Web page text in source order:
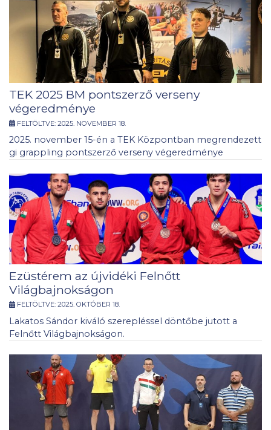
TEK 2025 BM pontszerző verseny
végeredménye
FELTÖLTVE: 2025. NOVEMBER 18.
2025. november 15-én a TEK Központban megrendezett
gi grappling pontszerző verseny végeredménye
Ezüstérem az újvidéki Felnőtt
Világbajnokságon
FELTÖLTVE: 2025. OKTÓBER 18.
Lakatos Sándor kiváló szerepléssel döntőbe jutott a
Felnőtt Világbajnokságon.